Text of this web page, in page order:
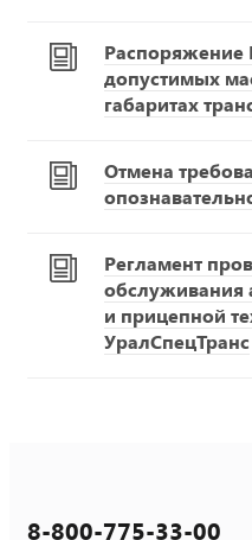
Распоряжение
допустимых
габаритах
Отмена
Регламент
обслуживания
и прицепной
УралСпецТранс
8-800-775-33-00